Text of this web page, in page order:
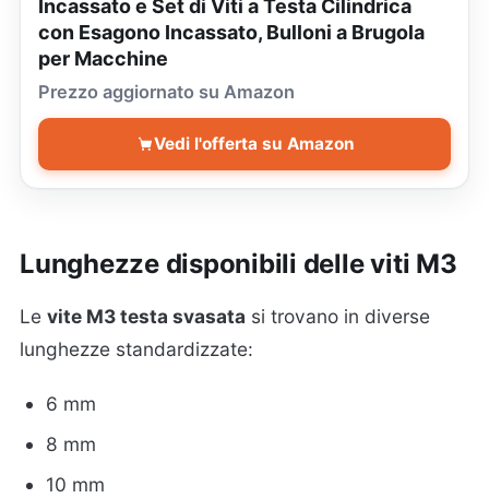
Incassato e Set di Viti a Testa Cilindrica
con Esagono Incassato, Bulloni a Brugola
per Macchine
Prezzo aggiornato su Amazon
Vedi l'offerta su Amazon
Lunghezze disponibili delle viti M3
Le vite M3 testa svasata si trovano in diverse
lunghezze standardizzate:
6 mm
8 mm
10 mm